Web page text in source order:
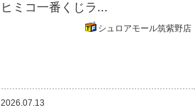
ヒミコ一番くじラ...
シュロアモール筑紫野店
2026.07.13